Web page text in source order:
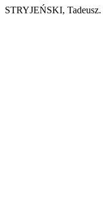
STRYJEŃSKI, Tadeusz.